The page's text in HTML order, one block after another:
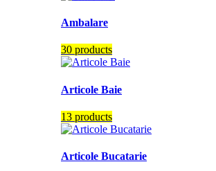
Ambalare
30 products
Articole Baie
13 products
Articole Bucatarie